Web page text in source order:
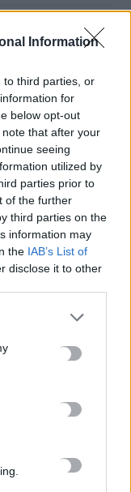
Information
to third parties, or
for
below opt-out
that after your
seeing
utilized by
parties prior to
of the further
third parties on the
information may
the IAB’s List of
disclose it to other
στους
η διαδρομή με το
και Επικοινωνιών
σε διεξαγωγή